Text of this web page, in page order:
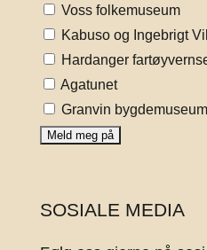
Voss folkemuseum
Kabuso og Ingebrigt
Hardanger
Agatunet
Granvin bygdemuseum
SOSIALE MEDIA